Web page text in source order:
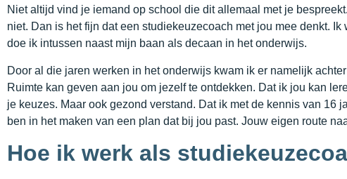
Niet altijd vind je iemand op school die dit allemaal met je
niet. Dan is het fijn dat een studiekeuzecoach met jou mee denkt.
doe ik intussen naast mijn baan als decaan in het onderwijs.
Door al die jaren werken in het onderwijs kwam ik er namelijk
Ruimte kan geven aan jou om jezelf te ontdekken. Dat ik jou kan
je keuzes. Maar ook gezond verstand. Dat ik met de kennis van 16
ben in het maken van een plan dat bij jou past. Jouw eigen route
Hoe ik werk als